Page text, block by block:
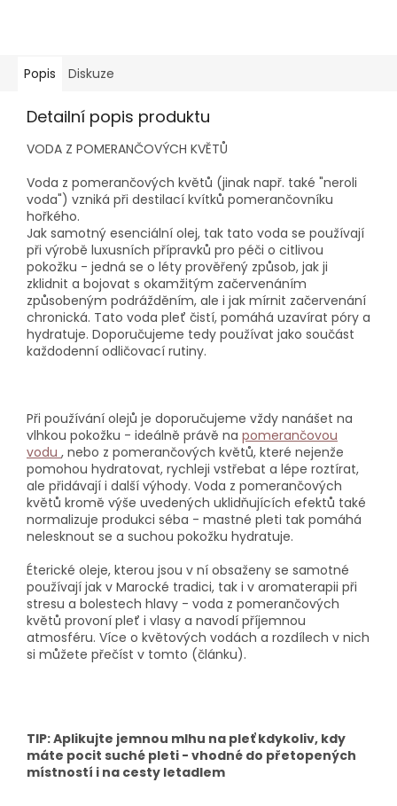
Popis Diskuze
Detailní popis produktu
VODA Z POMERANČOVÝCH KVĚTŮ
Voda z pomerančových květů (jinak např. také "neroli
voda") vzniká při destilací kvítků pomerančovníku
hořkého.
Jak samotný esenciální olej, tak tato voda se používají
při výrobě luxusních přípravků pro péči o citlivou
pokožku - jedná se o léty prověřený způsob, jak ji
zklidnit a bojovat s okamžitým začervenáním
způsobeným podrážděním, ale i jak mírnit začervenání
chronická. Tato voda pleť čistí, pomáhá uzavírat póry a
hydratuje. Doporučujeme tedy používat jako součást
každodenní odličovací rutiny.
Při používání olejů je doporučujeme vždy nanášet na
vlhkou pokožku - ideálně právě na pomerančovou
vodu , nebo z pomerančových květů, které nejenže
pomohou hydratovat, rychleji vstřebat a lépe roztírat,
ale přidávají i další výhody. Voda z pomerančových
květů kromě výše uvedených uklidňujících efektů také
normalizuje produkci séba - mastné pleti tak pomáhá
nelesknout se a suchou pokožku hydratuje.
Éterické oleje, kterou jsou v ní obsaženy se samotné
používají jak v Marocké tradici, tak i v aromaterapii při
stresu a bolestech hlavy - voda z pomerančových
květů provoní pleť i vlasy a navodí příjemnou
atmosféru. Více o květových vodách a rozdílech v nich
si můžete přečíst v tomto (článku).
TIP: Aplikujte jemnou mlhu na pleť kdykoliv, kdy
máte pocit suché pleti - vhodné do přetopených
místností i na cesty letadlem